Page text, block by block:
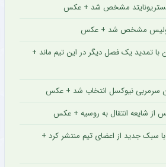
مشخص شد + عکس
مشخص شد + عکس
تمدید یک فصل دیگر در این تیم ماند +
سرمربی نیوکسل انتخاب شد + عکس
از شایعه انتقال به روسیه + عکس
با سبک جدید از اعضای تیم منتشر کرد +